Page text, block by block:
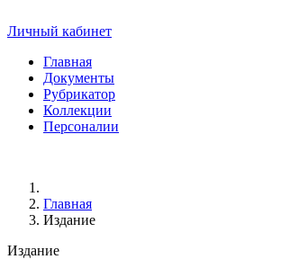
Личный кабинет
Главная
Документы
Рубрикатор
Коллекции
Персоналии
Главная
Издание
Издание